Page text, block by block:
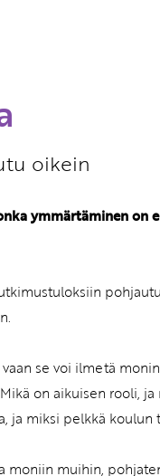
oikein
ymmärtäminen on
se voi ilmetä
on aikuisen rooli,
ja miksi pelkkä
moniin muihin,